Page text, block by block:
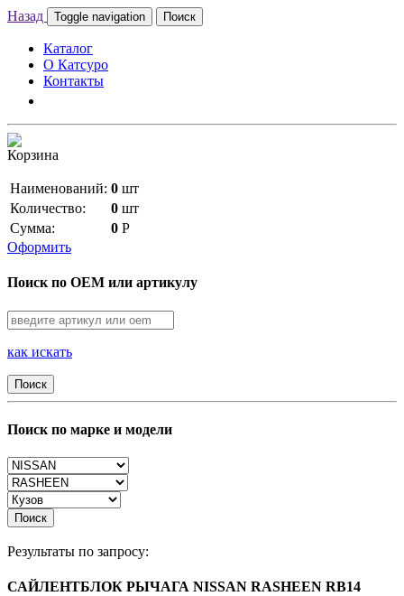
Назад Toggle navigation Поиск
Каталог
О Катсуро
Контакты
Корзина
Наименований: 0 шт
Количество:
0 шт
Сумма:
0 Р
Оформить
Поиск по OEM или артикулу
как искать
Поиск
Поиск по марке и модели
Поиск
Результаты по запросу:
САЙЛЕНТБЛОК РЫЧАГА NISSAN RASHEEN RB14